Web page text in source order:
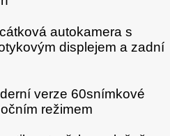
autokamera s
displejem a zadní
verze 60snímkové
režimem